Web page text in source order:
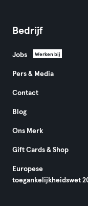
Bedrijf
Jobs Werken bij
Pers & Media
Contact
Blog
Ons Merk
Gift Cards & Shop
Europese
toegankelijkheidswet